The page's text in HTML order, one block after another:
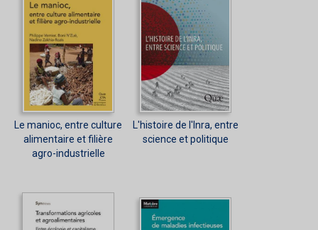
Le manioc, entre culture
alimentaire et filière
agro-industrielle
L'histoire de l'Inra, entre
science et politique